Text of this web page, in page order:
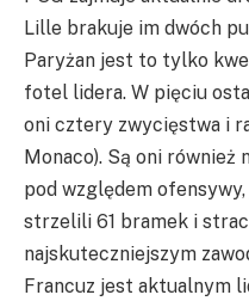
Lille brakuje im dwóch
Paryżan jest to tylko
fotel lidera. W pięciu
oni cztery zwycięstwa i
Monaco). Są oni również
pod względem
strzelili 61 bramek i
najskuteczniejszym
Francuz jest aktualnym